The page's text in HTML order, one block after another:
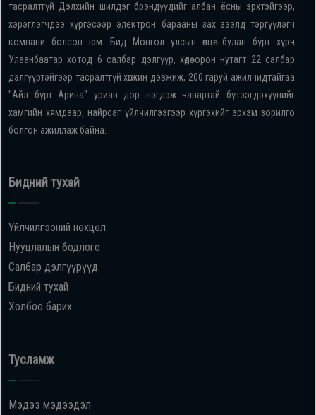
тасралтгүй Дэлхийн шилдэг брэндүүдийг албан ёсны эрхтэйгээр,
хэрэглэгчдээ хүргэсээр электрон барааны зах зээлд тэргүүлэгч
компани болсон юм. Бид Монгол улсын өнцөг булан бүрт хүрч
Улаанбаатар хотод 6 салбар дэлгүүр, хөдөө орон нутагт 22 салбар
дэлгүүртэйгээр тасралтгүй хөгжин дэвжиж, 200 гаруй ажилчидтайгаа
"Айл бүрт Арина" уриан дор нэгдэж чанартай бүтээгдэхүүнийг
хамгийн хямдаар, найрсаг үйлчилгээгээр хүргэхийг эрхэм зорилго
болгон ажиллаж байна.
Бидний тухай
Үйлчилгээний нөхцөл
Нууцлалын бодлого
Салбар дэлгүүрүүд
Бидний тухай
Холбоо барих
Тусламж
Мэдээ мэдээдэл